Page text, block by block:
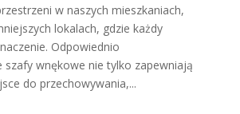
w naszych mieszkaniach,
lokalach, gdzie każdy
Odpowiednio
szafy wnękowe nie tylko zapewniają
do przechowywania,...